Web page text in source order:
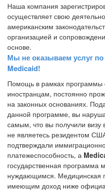
Наша компания
осуществляет свою
американским
организацией и
основе.
Мы не оказываем услуг
Medicaid!
Помощь в рамках программы
иностранцам, постоянно
на законных основаниях.
данной программе, вы
самым, что вы получили
не являетесь резидентом
подтверждали
платежеспособность, а
государственная программа
нуждающимся. Медицинская
имеющим доход ниже